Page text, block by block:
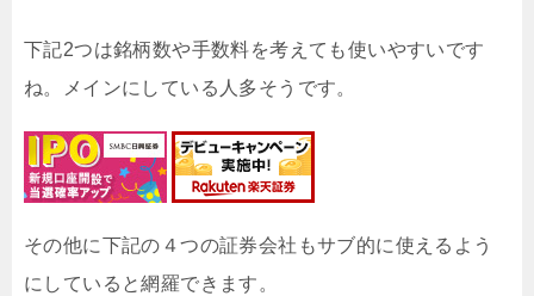
下記2つは銘柄数や手数料を考えても使いやすいです
ね。メインにしている人多そうです。
その他に下記の４つの証券会社もサブ的に使えるよう
にしていると網羅できます。